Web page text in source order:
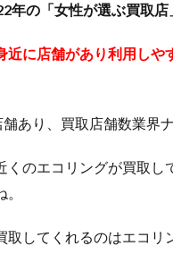
年の「女性が選ぶ買取
近に店舗があり利用しや
あり、買取店舗数業界
くのエコリングが買取
してくれるのはエコリ